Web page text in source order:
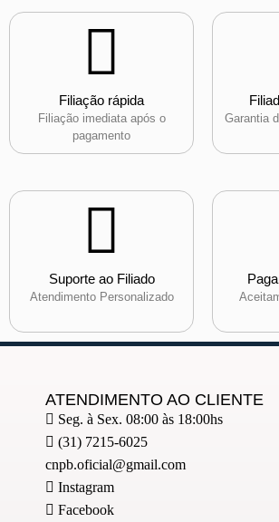
Filiação rápida
Filiação imediata após o
pagamento
Garantia
Suporte ao Filiado
Atendimento Personalizado
ATENDIMENTO AO CLIENTE
Seg. à Sex. 08:00 às 18:00hs
(31) 7215-6025
cnpb.oficial@gmail.com
Instagram
Facebook